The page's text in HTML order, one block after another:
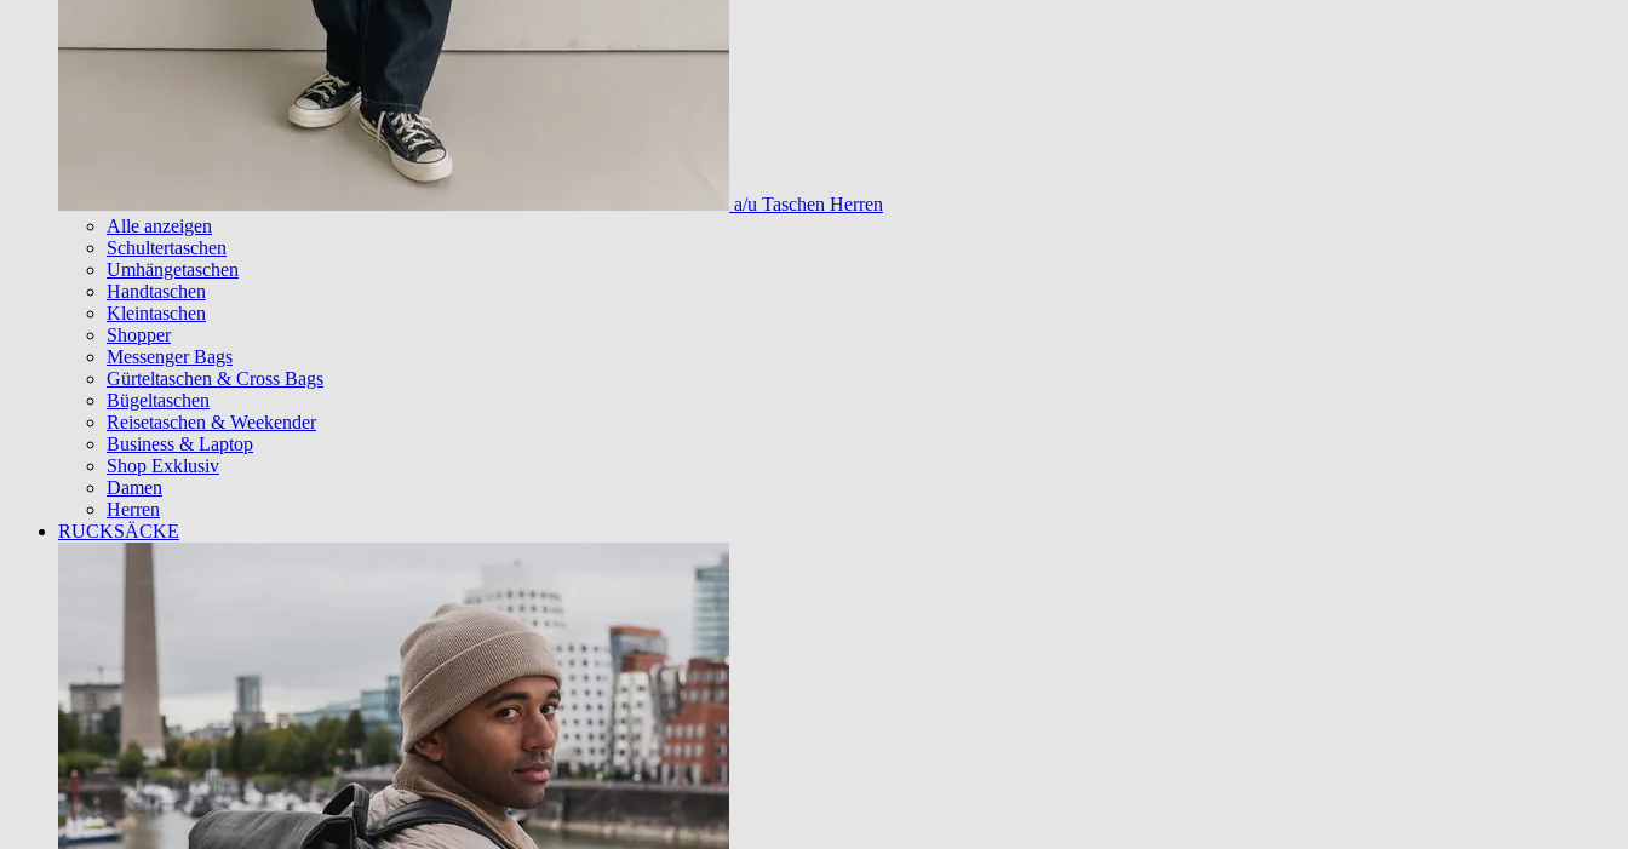
a/u Taschen Herren
Alle anzeigen
Schultertaschen
Umhängetaschen
Handtaschen
Kleintaschen
Shopper
Messenger Bags
Gürteltaschen & Cross Bags
Bügeltaschen
Reisetaschen & Weekender
Business & Laptop
Shop Exklusiv
Damen
Herren
RUCKSÄCKE